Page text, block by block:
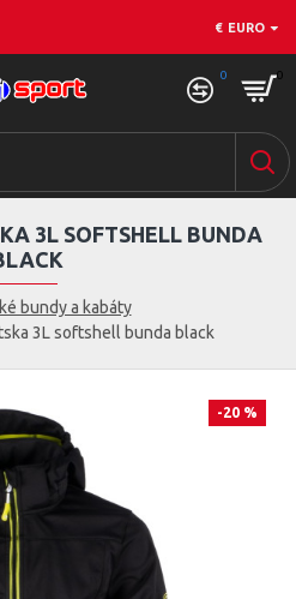
€ EURO
0 0
bundy a kabáty
3L softshell bunda black
3L SOFTSHELL BUNDA
-20 %